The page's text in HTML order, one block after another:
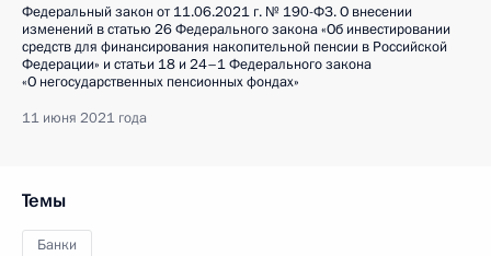
Федеральный закон от 11.06.2021 г. № 190-ФЗ. О внесении
изменений в статью 26 Федерального закона «Об инвестировании
средств для финансирования накопительной пенсии в Российской
Федерации» и статьи 18 и 24–1 Федерального закона
«О негосударственных пенсионных фондах»
11 июня 2021 года
Темы
Банки